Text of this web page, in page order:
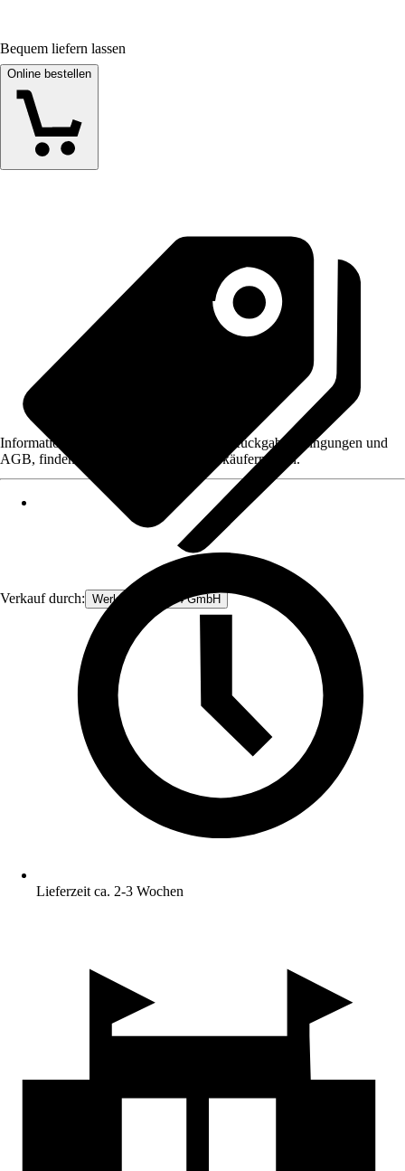
Bequem liefern lassen
Online bestellen
Verkauf durch: Werkzeugstore24 GmbH
Informationen des Verkäufers, wie z. B. Rückgabebedingungen und
AGB, finden Sie bei Klick auf den Verkäufernamen.
Lieferzeit ca. 2-3 Wochen